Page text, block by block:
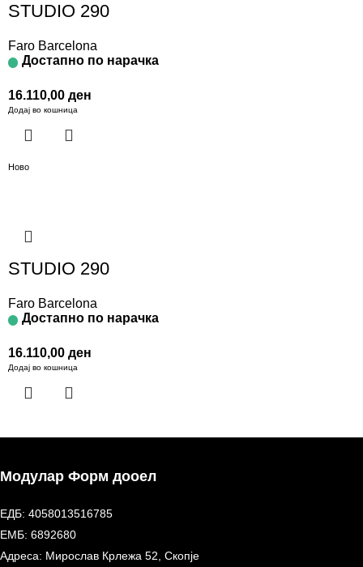
STUDIO 290
Faro Barcelona
Достапно по нарачка
16.110,00 ден
Додај во кошница
Ново
STUDIO 290
Faro Barcelona
Достапно по нарачка
16.110,00 ден
Додај во кошница
Модулар Форм дооел
ЕДБ: 4058013516785
ЕМБ: 6892680
Адреса: Мирослав Крлежа 52, Скопје